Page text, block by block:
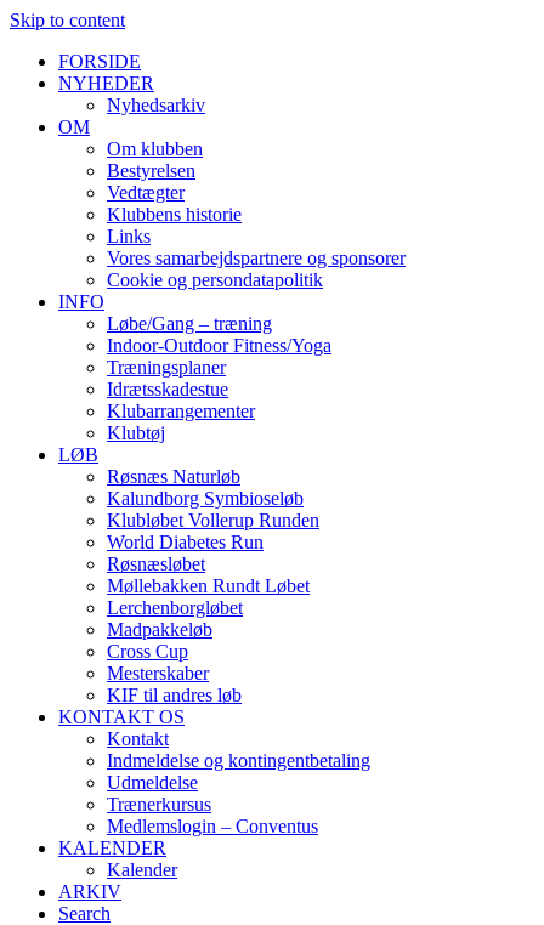
Skip to content
FORSIDE
NYHEDER
Nyhedsarkiv
OM
Om klubben
Bestyrelsen
Vedtægter
Klubbens historie
Links
Vores samarbejdspartnere og sponsorer
Cookie og persondatapolitik
INFO
Løbe/Gang – træning
Indoor-Outdoor Fitness/Yoga
Træningsplaner
Idrætsskadestue
Klubarrangementer
Klubtøj
LØB
Røsnæs Naturløb
Kalundborg Symbioseløb
Klubløbet Vollerup Runden
World Diabetes Run
Røsnæsløbet
Møllebakken Rundt Løbet
Lerchenborgløbet
Madpakkeløb
Cross Cup
Mesterskaber
KIF til andres løb
KONTAKT OS
Kontakt
Indmeldelse og kontingentbetaling
Udmeldelse
Trænerkursus
Medlemslogin – Conventus
KALENDER
Kalender
ARKIV
Search